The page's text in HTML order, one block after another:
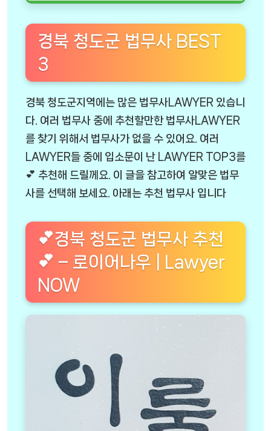
경북 청도군 법무사 BEST
3
경북 청도군지역에는 많은 법무사LAWYER 있습니
다. 여러 법무사 중에 추천할만한 법무사LAWYER
를 찾기 위해서 법무사가 없을 수 있어요. 여러
LAWYER들 중에 입소문이 난 LAWYER TOP3를
💕 추천해 드릴께요. 이 글을 참고하여 알맞은 법무
사를 선택해 보세요. 아래는 추천 법무사 입니다
💕경북 청도군 법무사 추천
💕 – 로이어나우 | Lawyer
NOW